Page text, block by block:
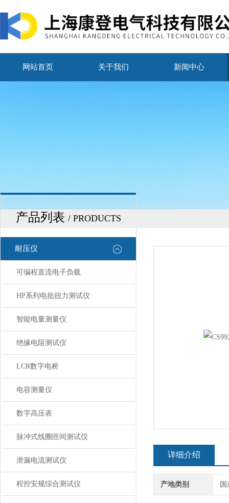
网站首页 关于我们 新闻中心
产品列表 / PRODUCTS
耐压仪
可编程直流电子负载
HP系列电批扭力测试仪
智能电量测量仪
绝缘电阻测试仪
LCR数字电桥
电容测量仪
数字高压表
脉冲式线圈匝间测试仪
泄漏电流测试仪
程控安规综合测试仪
详细介绍
产地类别 国